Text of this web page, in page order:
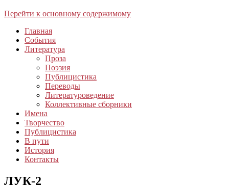
Перейти к основному содержимому
Главная
События
Литература
Проза
Поэзия
Публицистика
Переводы
Литературоведение
Коллективные сборники
Имена
Творчество
Публицистика
В пути
История
Контакты
ЛУК-2